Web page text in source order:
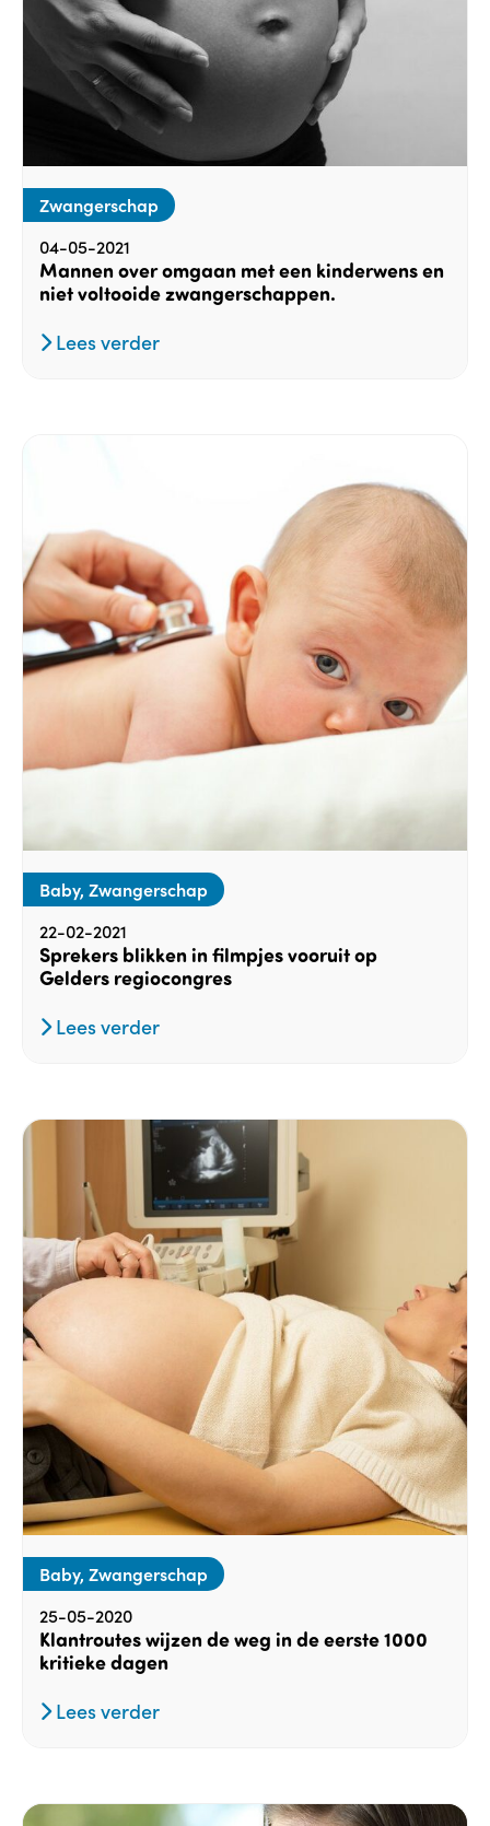
Zwangerschap
04-05-2021
Mannen over omgaan met een kinderwens en
niet voltooide zwangerschappen.
Lees verder
Baby, Zwangerschap
22-02-2021
Sprekers blikken in filmpjes vooruit op
Gelders regiocongres
Lees verder
Baby, Zwangerschap
25-05-2020
Klantroutes wijzen de weg in de eerste 1000
kritieke dagen
Lees verder